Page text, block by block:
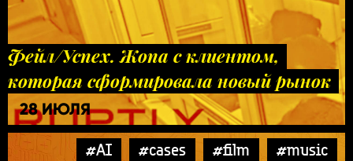
Фейл/Успех. Жопа с клиентом,
которая сформировала новый рынок
28 ИЮЛЯ
#AI #cases #film #music